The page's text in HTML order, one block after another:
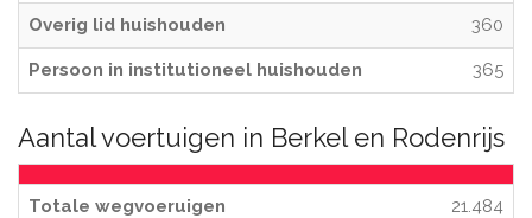
Overig lid huishouden 360
Persoon in institutioneel huishouden 365
Aantal voertuigen in Berkel en Rodenrijs
Totale wegvoeruigen 21.484